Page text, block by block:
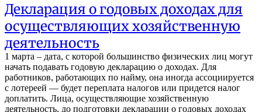
Декларация о годовых доходах для
осуществляющих хозяйственную
деятельность
1 марта – дата, с которой большинство физических лиц могут
начать подавать годовую декларацию о доходах. Для
работников, работающих по найму, она иногда ассоциируется
с лотереей — будет переплата налогов или придется налог
доплатить. Лица, осуществляющие хозяйственную
деятельность, до подготовки декларации о годовых доходах